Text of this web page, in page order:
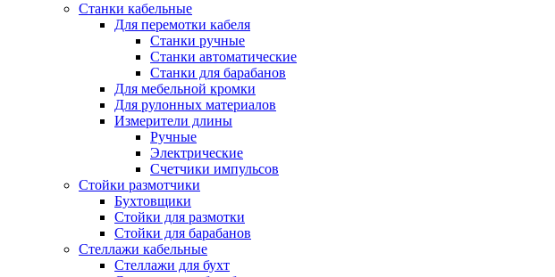
Станки кабельные
Для перемотки кабеля
Станки ручные
Станки автоматические
Станки для барабанов
Для мебельной кромки
Для рулонных материалов
Измерители длины
Ручные
Электрические
Счетчики импульсов
Стойки размотчики
Бухтовщики
Стойки для размотки
Стойки для барабанов
Стеллажи кабельные
Стеллажи для бухт